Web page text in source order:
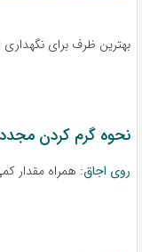
بهترین ظرف برای نگهداری
نحوه گرم کردن
روی اجاق: همراه مقدار